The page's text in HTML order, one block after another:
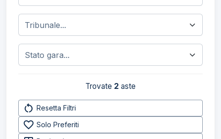
Trovate 2 aste
restart_alt Resetta Filtri
favorite_border Solo Preferiti